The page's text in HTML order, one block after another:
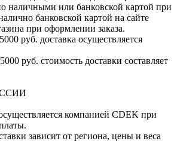
наличными или банковской картой при
банковской картой на сайте
при оформлении заказа.
руб. доставка осуществляется
руб. стоимость доставки составляет
компанией CDEK при
зависит от региона, цены и веса